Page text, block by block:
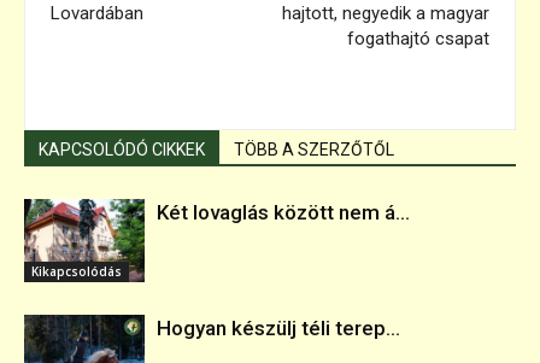
Lovardában
hajtott, negyedik a magyar
fogathajtó csapat
KAPCSOLÓDÓ CIKKEK TÖBB A SZERZŐTŐL
Kikapcsolódás
Két lovaglás között nem á...
Hogyan készülj téli terep...